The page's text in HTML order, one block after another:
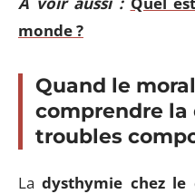
monde ?
Quand le
comprendre
troubles
Ladysthymie chez le